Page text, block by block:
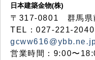
日本建築金物(株)
〒317‐0801 群馬県
TEL：027-221-
営業時間：9:00〜